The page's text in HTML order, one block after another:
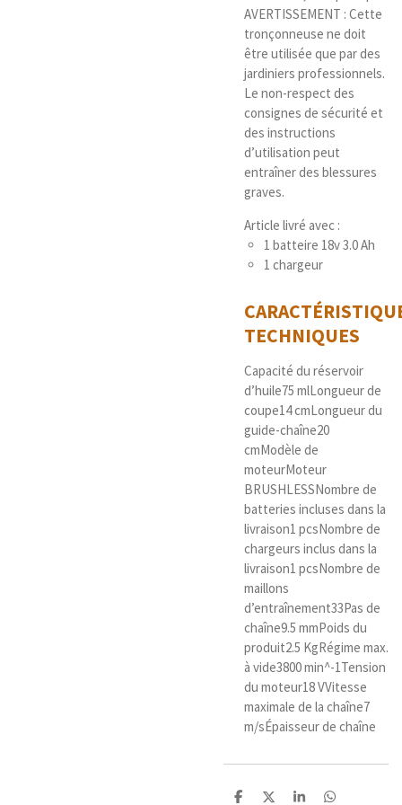
AVERTISSEMENT : Cette
tronçonneuse ne doit
être utilisée que par des
jardiniers professionnels.
Le non-respect des
consignes de sécurité et
des instructions
d’utilisation peut
entraîner des blessures
graves.
Article livré avec :
1 batteire 18v 3.0 Ah
1 chargeur
TECHNIQUES
Capacité du réservoir
d’huile75 mlLongueur de
coupe14 cmLongueur du
guide-chaîne20
cmModèle de
moteurMoteur
BRUSHLESSNombre de
batteries incluses dans la
livraison1 pcsNombre de
chargeurs inclus dans la
livraison1 pcsNombre de
maillons
d’entraînement33Pas de
chaîne9.5 mmPoids du
produit2.5 KgRégime max.
à vide3800 min^-1 Tension
du moteur18 VVitesse
maximale de la chaîne7
m/sÉpaisseur de chaîne
P
P
P
P